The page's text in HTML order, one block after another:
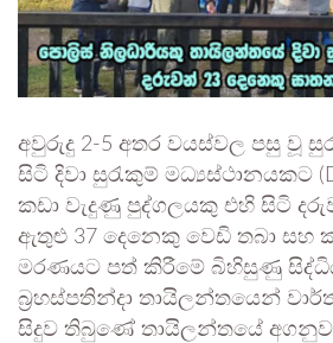
අවුරුදු 2-5 අතර වයස්වල පසු වූ
සිටි දිවා සුරැකුම් මධ්‍යස්ථානයකට
කඩා වැදුණු පුද්ගලයකු එහි සිටි
ඇතුළු 37 දෙනෙකු වෙඩි තබා සහ
මරණයට පත් කිරීමේ බිහිසුණු
බ්‍රහස්පතින්දා තායිලන්තයෙන්
සිදුව තිබුණේ තායිලන්තයේ